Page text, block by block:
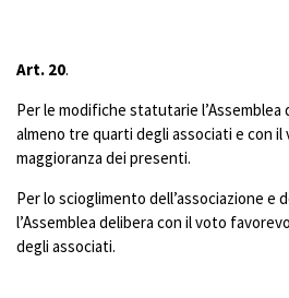
Art. 20.
Per le modifiche statutarie l’Assemblea
almeno tre quarti degli associati e con
maggioranza dei presenti.
Per lo scioglimento dell’associazione e
l’Assemblea delibera con il voto
degli associati.